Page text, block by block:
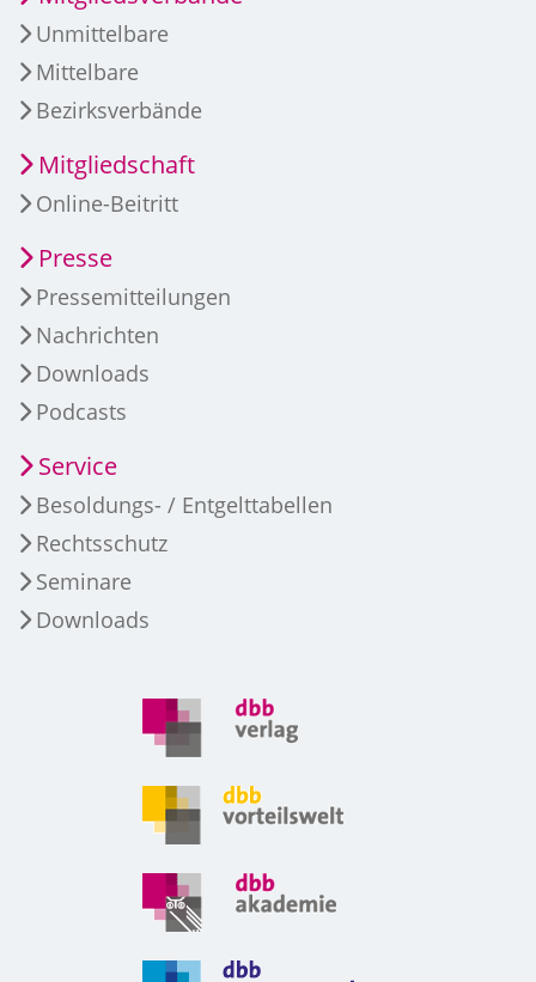
Unmittelbare
Mittelbare
Bezirksverbände
Mitgliedschaft
Online-Beitritt
Presse
Pressemitteilungen
Nachrichten
Downloads
Podcasts
Service
Besoldungs- / Entgelttabellen
Rechtsschutz
Seminare
Downloads